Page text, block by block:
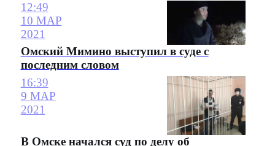
12:49
10 МАР
2021
Омский Мимино выступил в суде с
последним словом
16:39
9 МАР
2021
В Омске начался суд по делу об